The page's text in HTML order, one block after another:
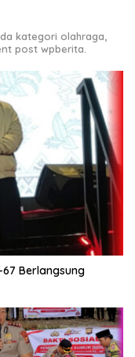
kategori olahraga,
post wpberita.
Berlangsung